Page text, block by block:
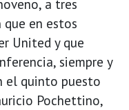
a tres
en estos
United y que
siempre y
el quinto puesto
Pochettino,